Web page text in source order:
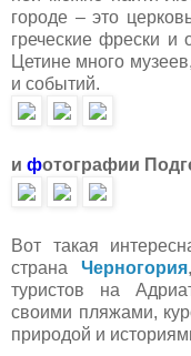
городе – это
греческие фрески и
Цетине много
и событий.
и фотографии
Вот такая
страна Черногория
туристов на
своими пляжами,
природой и